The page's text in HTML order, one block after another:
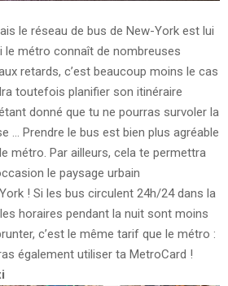
le réseau de bus de New-York est lui
le métro connaît de nombreuses
retards, c’est beaucoup moins le cas
toutefois planifier son itinéraire
donné que tu ne pourras survoler la
… Prendre le bus est bien plus agréable
métro. Par ailleurs, cela te permettra
le paysage urbain
! Si les bus circulent 24h/24 dans la
horaires pendant la nuit sont moins
c’est le même tarif que le métro :
également utiliser ta MetroCard !